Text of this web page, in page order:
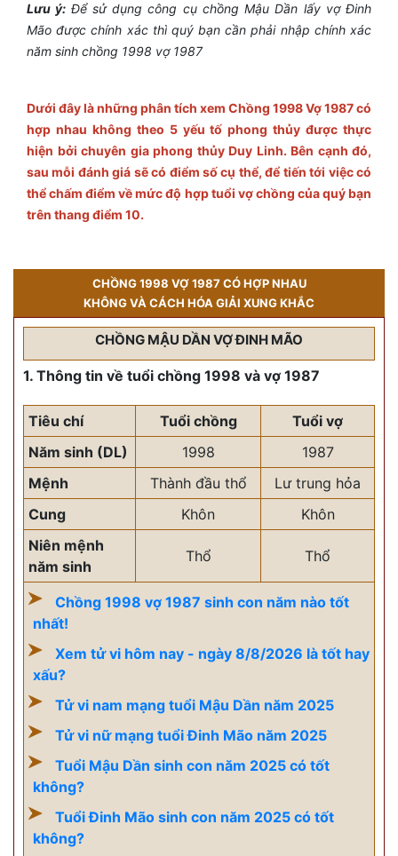
Lưu ý: Để sử dụng công cụ chồng Mậu Dần lấy vợ Đinh
Mão được chính xác thì quý bạn cần phải nhập chính xác
năm sinh chồng 1998 vợ 1987
Dưới đây là những phân tích xem Chồng 1998 Vợ 1987 có
hợp nhau không theo 5 yếu tố phong thủy được thực
hiện bởi chuyên gia phong thủy Duy Linh. Bên cạnh đó,
sau mỗi đánh giá sẽ có điểm số cụ thể, để tiến tới việc có
thể chấm điểm về mức độ hợp tuổi vợ chồng của quý bạn
trên thang điểm 10.
CHỒNG 1998 VỢ 1987 CÓ HỢP NHAU
KHÔNG VÀ CÁCH HÓA GIẢI XUNG KHẮC
CHỒNG MẬU DẦN VỢ ĐINH MÃO
1. Thông tin về tuổi chồng 1998 và vợ 1987
Tiêu chí Tuổi chồng
Tuổi vợ
Năm sinh (DL)
1998
1987
Mệnh
Thành đầu thổ
Lư trung hỏa
Cung
Khôn
Khôn
Niên mệnh
năm sinh
Thổ Thổ
Chồng 1998 vợ 1987 sinh con năm nào tốt
nhất!
Xem tử vi hôm nay - ngày 8/8/2026 là tốt hay
xấu?
Tử vi nam mạng tuổi Mậu Dần năm 2025
Tử vi nữ mạng tuổi Đinh Mão năm 2025
Tuổi Mậu Dần sinh con năm 2025 có tốt
không?
Tuổi Đinh Mão sinh con năm 2025 có tốt
không?